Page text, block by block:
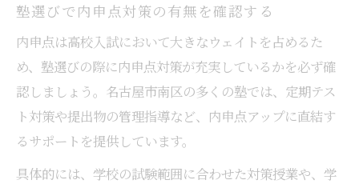
塾選びで内申点対策の有無を確認する
内申点は高校入試において大きなウェイトを占めるた
め、塾選びの際に内申点対策が充実しているかを必ず確
認しましょう。名古屋市南区の多くの塾では、定期テス
ト対策や提出物の管理指導など、内申点アップに直結す
るサポートを提供しています。
具体的には、学校の試験範囲に合わせた対策授業や、学